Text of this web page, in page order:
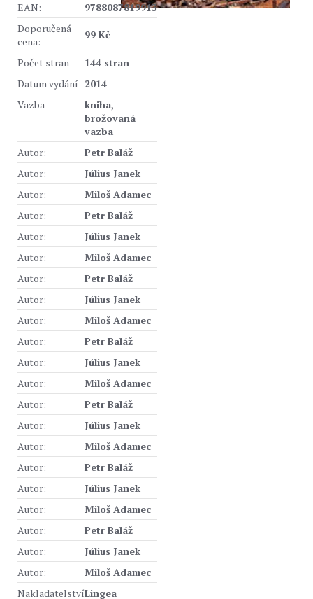
EAN:
9788087819913
Doporučená
cena:
99 Kč
Počet stran
144 stran
Datum vydání 2014
Vazba
kniha,
brožovaná
vazba
Autor:
Petr Baláž
Autor:
Július Janek
Autor:
Miloš Adamec
Autor:
Petr Baláž
Autor:
Július Janek
Autor:
Miloš Adamec
Autor:
Petr Baláž
Autor:
Július Janek
Autor:
Miloš Adamec
Autor:
Petr Baláž
Autor:
Július Janek
Autor:
Miloš Adamec
Autor:
Petr Baláž
Autor:
Július Janek
Autor:
Miloš Adamec
Autor:
Petr Baláž
Autor:
Július Janek
Autor:
Miloš Adamec
Autor:
Petr Baláž
Autor:
Július Janek
Autor:
Miloš Adamec
NakladatelstvíLingea